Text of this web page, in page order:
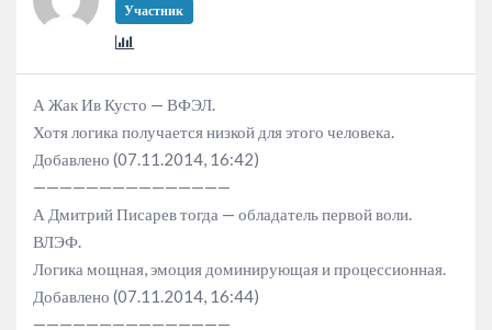
Участник
А Жак Ив Кусто — ВФЭЛ.
Хотя логика получается низкой для этого человека.
Добавлено (07.11.2014, 16:42)
———————————————
А Дмитрий Писарев тогда — обладатель первой воли.
ВЛЭФ.
Логика мощная, эмоция доминирующая и процессионная.
Добавлено (07.11.2014, 16:44)
———————————————